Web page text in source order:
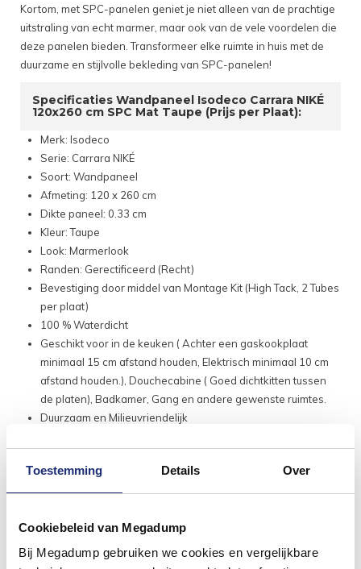
Toestemming Details Over
Cookiebeleid van Megadump
Bij Megadump gebruiken we cookies en vergelijkbare
Kortom, met SPC-panelen geniet je niet alleen van de prachtige
uitstraling van echt marmer, maar ook van de vele voordelen die
deze panelen bieden. Transformeer elke ruimte in huis met de
duurzame en stijlvolle bekleding van SPC-panelen!
Specificaties Wandpaneel Isodeco Carrara NIKÉ
120x260 cm SPC Mat Taupe (Prijs per Plaat):
Merk: Isodeco
Serie: Carrara NIKÉ
Soort: Wandpaneel
Afmeting: 120 x 260 cm
Dikte paneel: 0.33 cm
Kleur: Taupe
Look: Marmerlook
Randen: Gerectificeerd (Recht)
Bevestiging door middel van Montage Kit (High Tack, 2 Tubes
per plaat)
100 % Waterdicht
Geschikt voor in de keuken ( Achter een gaskookplaat
minimaal 15 cm afstand houden, Elektrisch minimaal 10 cm
afstand houden.), Douchecabine ( Goed dichtkitten tussen
de platen), Badkamer, Gang en andere gewenste ruimtes.
Duurzaam en Milieuvriendelijk
Kras en Stootbestendig
Zet niet uit en krimpt niet